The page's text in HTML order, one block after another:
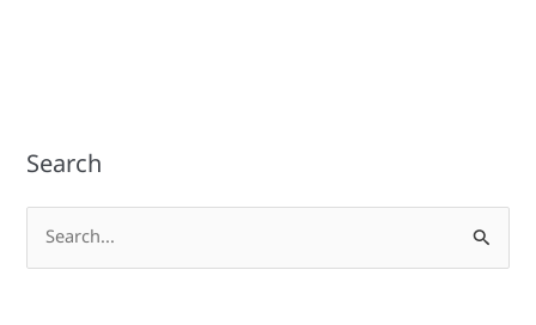
Search
e